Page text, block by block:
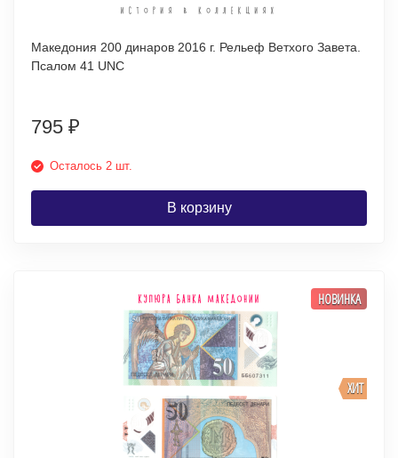
Македония 200 динаров 2016 г. Рельеф Ветхого Завета.
Псалом 41 UNC
795 ₽
Осталось 2 шт.
В корзину
ХИТ
НОВИНКА